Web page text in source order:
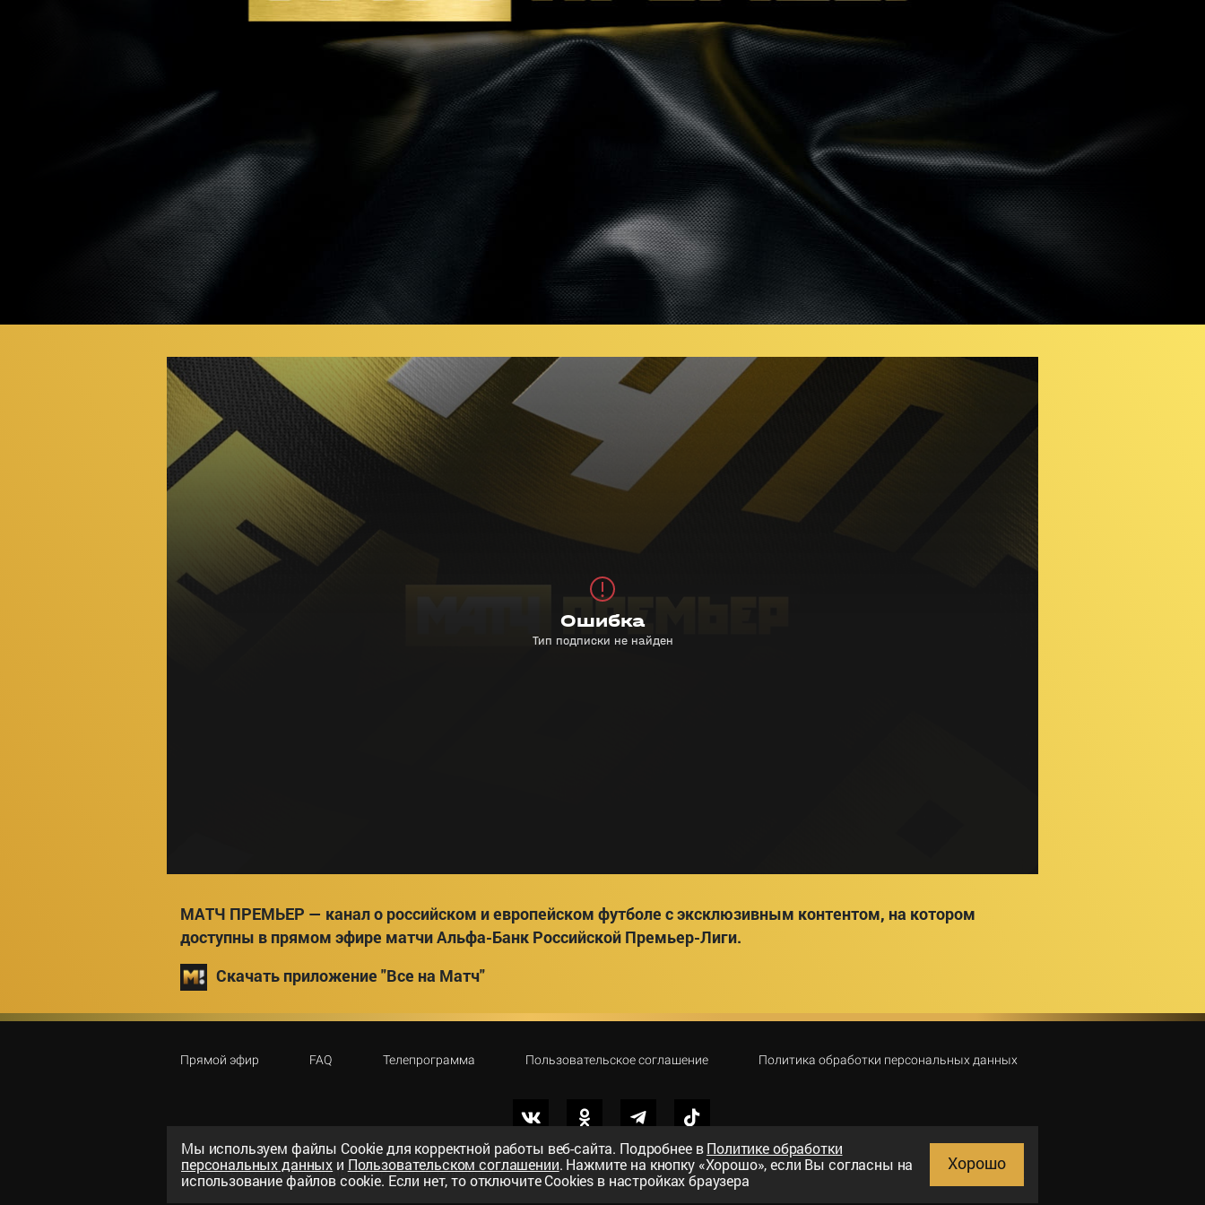
МАТЧ ПРЕМЬЕР — канал о российском и европейском футболе с эксклюзивным контентом, на котором
доступны в прямом эфире матчи Альфа-Банк Российской Премьер-Лиги.
Скачать приложение "Все на Матч"
Прямой эфир FAQ Телепрограмма Пользовательское соглашение Политика обработки персональных данных
©2026«ООО «Национальный спортивный телеканал» Поиск
Мы используем файлы Сookie для корректной работы веб-сайта. Подробнее вПолитике обработки
персональных данных и Пользовательском соглашении. Нажмите на кнопку «Хорошо», если Вы согласны на
использование файлов cookie. Если нет, то отключите Cookies в настройках браузера
Хорошо